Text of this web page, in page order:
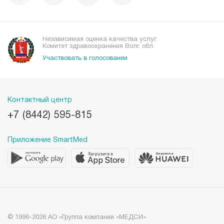
Независимая оценка качества услуг.
Комитет здравоохранения Волг. обл.
Участвовать в голосовании
Контактный центр
+7 (8442) 595-815
Приложение SmartMed
© 1996-2026 АО «Группа компании «МЕДСИ»